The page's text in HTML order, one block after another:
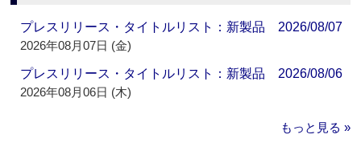
プレスリリース・タイトルリスト：新製品 2026/08/07
2026年08月07日 (金)
プレスリリース・タイトルリスト：新製品 2026/08/06
2026年08月06日 (木)
もっと見る »